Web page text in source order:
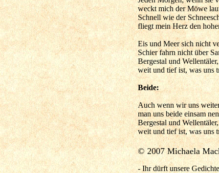
weckt mich der Möwe
Schnell wie der
fliegt mein Herz den
Eis und Meer sich nicht
Schier fahrn nicht über
Bergestal und Wellentäler,
weit und tief ist, was uns
Beide:
Auch wenn wir uns
man uns beide einsam
Bergestal und Wellentäler,
weit und tief ist, was uns
© 2007 Michaela
- Ihr dürft unsere